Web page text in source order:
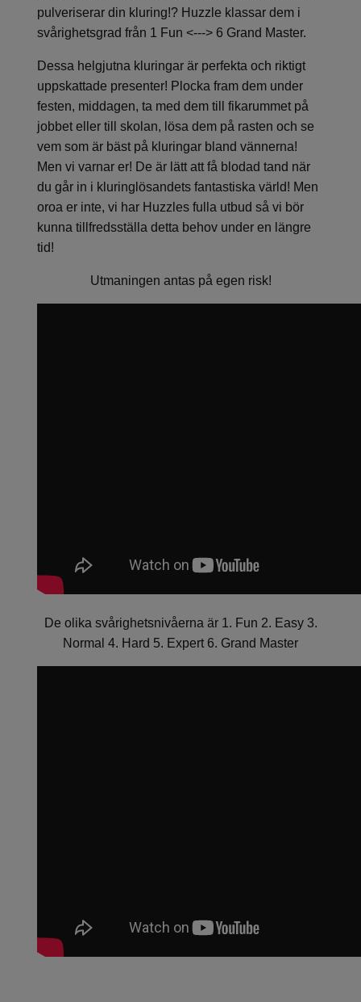
pulveriserar din kluring!? Huzzle klassar dem i
svårighetsgrad från 1 Fun <---> 6 Grand Master.
Dessa helgjutna kluringar är perfekta och riktigt
uppskattade presenter! Plocka fram dem under
festen, middagen, ta med dem till fikarummet på
jobbet eller till skolan, lösa dem på rasten och se
vem som är bäst på kluringar bland vännerna!
Men vi varnar er! De är lätt att få blodad tand när
du går in i kluringlösandets fantastiska värld! Men
oroa er inte, vi har Huzzles fulla utbud så vi bör
kunna tillfredsställa detta behov under en längre
tid!
Utmaningen antas på egen risk!
De olika svårighetsnivåerna är 1. Fun 2. Easy 3.
Normal 4. Hard 5. Expert 6. Grand Master